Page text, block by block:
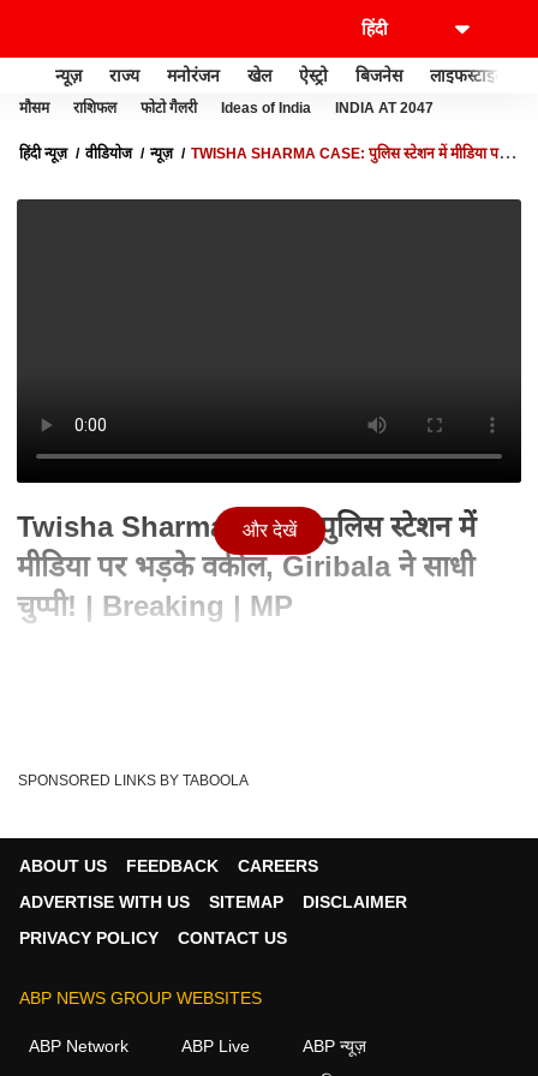
न्यूज़ राज्य मनोरंजन खेल ऐस्ट्रो बिजनेस लाइफस्टाइल
मौसम राशिफल फोटो गैलरी Ideas of India INDIA AT 2047
हिंदी न्यूज़ वीडियोज न्यूज़
TWISHA SHARMA CASE: पुलिस स्टेशन में मीडिया पर
Twisha Sharma Case: पुलिस स्टेशन में
मीडिया पर भड़के वकील, Giribala ने साधी
चुप्पी! | Breaking | MP
Written By :एबीपी न्यूज़
22 May 2026 02:50 PM (IST)
और देखें
SPONSORED LINKS BY TABOOLA
ABOUT US FEEDBACK
CAREERS
ADVERTISE WITH US
SITEMAP
DISCLAIMER
PRIVACY POLICY
CONTACT US
ABP NEWS GROUP WEBSITES
ABP Network ABP Live
ABP न्यूज़